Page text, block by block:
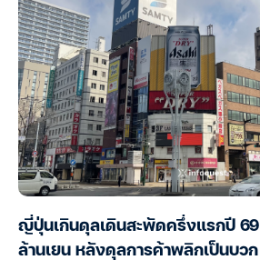
ญี่ปุ่นเกินดุลเดินสะพัดครึ่งแรกปี 69
ล้านเยน หลังดุลการค้าพลิกเป็นบวก